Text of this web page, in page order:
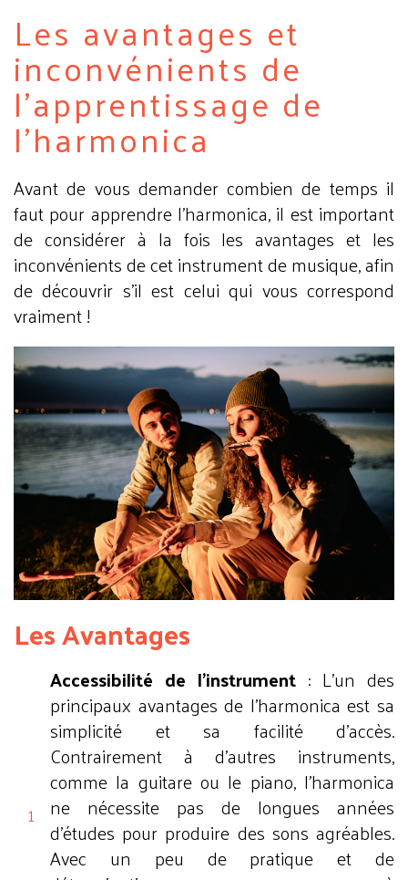
Les avantages et
inconvénients de
l'apprentissage de
l'harmonica
Avant de vous demander combien de temps il
faut pour apprendre l'harmonica, il est important
de considérer à la fois les avantages et les
inconvénients de cet instrument de musique, afin
de découvrir s'il est celui qui vous correspond
vraiment !
Les Avantages
Accessibilité de l'instrument : L'un des
principaux avantages de l'harmonica est sa
simplicité et sa facilité d'accès.
Contrairement à d'autres instruments,
comme la guitare ou le piano, l'harmonica
ne nécessite pas de longues années
d'études pour produire des sons agréables.
Avec un peu de pratique et de